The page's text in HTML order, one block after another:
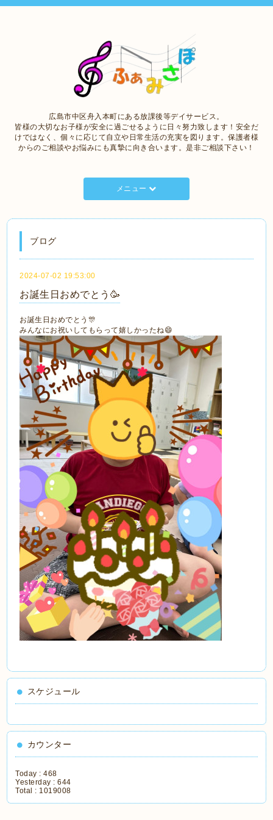
広島市中区舟入本町にある放課後等デイサービス。
皆様の大切なお子様が安全に過ごせるように日々努力致します！安全だ
けではなく、個々に応じて自立や日常生活の充実を図ります。保護者様
からのご相談やお悩みにも真摯に向き合います。是非ご相談下さい！
メニュー
ブログ
2024-07-02 19:53:00
お誕生日おめでとう🥳
お誕生日おめでとう🎊
みんなにお祝いしてもらって嬉しかったね😄
スケジュール
カウンター
Today :468
Yesterday :644
Total : 1019008